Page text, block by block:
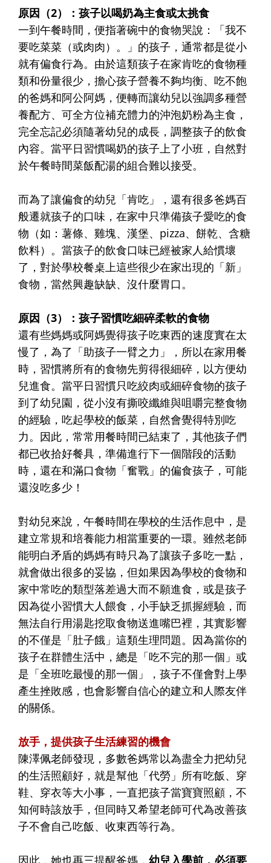
原因 （2）
：孩子以喝奶為主食或太挑食
一到午餐時間，便指著碗中的食物哭說：「我不
要吃菜菜（或肉肉）。」的孩子，通常都是從小
就有偏食行為。由於這類孩子在家肯吃的食物種
類和份量很少，擔心孩子營養不夠均衡、吃不飽
的爸媽和阿公阿媽，便轉而讓幼兒以強調多種營
養配方、可全方位補充體力的沖泡奶粉為主食，
完全忘記必須隨著幼兒的成長，調整孩子的飲食
內容。當平日習慣喝奶的孩子上了小班，自然對
於午餐時間菜飯配湯的組合難以接受。
而為了讓偏食的幼兒「肯吃」，還有很多爸媽百
般遷就孩子的口味，在家中只準備孩子愛吃的食
物（如：薯條、雞塊、漢堡、pizza、餅乾、含糖
飲料）。當孩子的飲食口味已經被家人給慣壞
了，對於學校餐桌上這些很少在家出現的「新」
食物，當然興趣缺缺、沒什麼胃口。
原因 （3）
：孩子習慣吃細碎柔軟的食物
還有些媽媽或阿媽覺得孩子吃東西的速度實在太
慢了，為了「助孩子一臂之力」，所以在家用餐
時，習慣將所有的食物先剪得很細碎，以方便幼
兒進食。當平日習慣只吃絞肉或細碎食物的孩子
到了幼兒園，從小沒有撕咬纖維與咀嚼完整食物
的經驗，吃起學校的飯菜，自然會覺得特別吃
力。因此，常常用餐時間已結束了，其他孩子們
都已收拾好餐具，準備進行下一個階段的活動
時，還在和滿口食物「奮戰」的偏食孩子，可能
還沒吃多少！
對幼兒來說，午餐時間在學校的生活作息中，是
建立常規和培養能力相當重要的一環。雖然老師
能明白矛盾的媽媽有時只為了讓孩子多吃一點，
就會做出很多的妥協，但如果因為學校的食物和
家中常吃的類型落差過大而不願進食，或是孩子
因為從小習慣大人餵食，小手缺乏抓握經驗，而
無法自行用湯匙挖取食物送進嘴巴裡，其實影響
的不僅是「肚子餓」這類生理問題。因為當你的
孩子在群體生活中，總是「吃不完的那一個」或
是「全班吃最慢的那一個」，孩子不僅會對上學
產生挫敗感，也會影響自信心的建立和人際友伴
的關係。
放手，提供孩子生活練習的機會
陳澤佩老師發現，多數爸媽常以為盡全力把幼兒
的生活照顧好，就是幫他「代勞」所有吃飯、穿
鞋、穿衣等大小事，一直把孩子當寶寶照顧，不
知何時該放手，但同時又希望老師可代為改善孩
子不會自己吃飯、收東西等行為。
因此，她也再三提醒爸媽， 幼兒入學前，必須要